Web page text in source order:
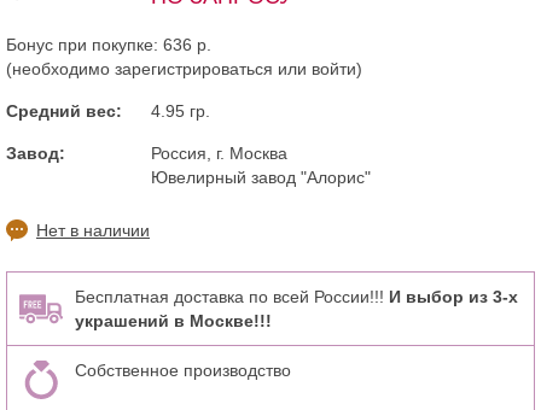
Бонус при покупке: 636 р.
(необходимо зарегистрироваться или войти)
Средний вес: 4.95 гр.
Завод:
Россия, г. Москва
Ювелирный завод "Алорис"
Нет в наличии
Бесплатная доставка по всей России!!! И выбор из 3-х
украшений в Москве!!!
Собственное производство